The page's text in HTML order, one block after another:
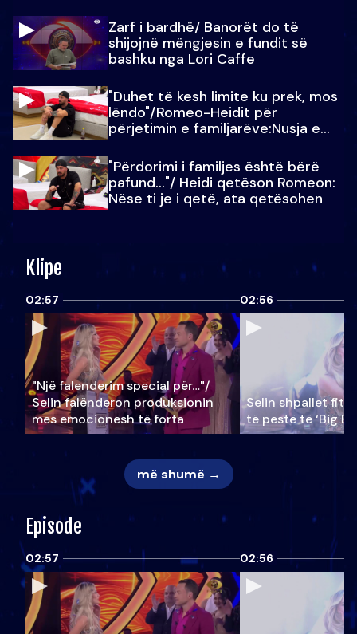
Zarf i bardhë/ Banorët do të
shijojnë mëngjesin e fundit së
bashku nga Lori Caffe
"Duhet të kesh limite ku prek, mos
lëndo"/Romeo-Heidit për
përjetimin e familjarëve:Nusja e
"Përdorimi i familjes është bërë
pafund…"/ Heidi qetëson Romeon:
Nëse ti je i qetë, ata qetësohen
Klipe
02:57
"Një falenderim special për…"/
Selin falënderon produksionin
mes emocionesh të forta
02:56
Selin shpallet
të pestë të ‘Big
më shumë →
Episode
02:57 02:56